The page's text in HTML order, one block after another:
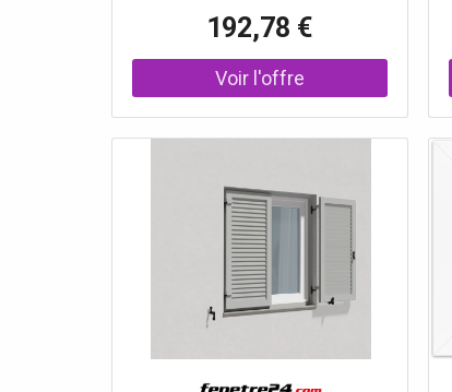
de sécurité au choix - Devis gratuit
192,78 €